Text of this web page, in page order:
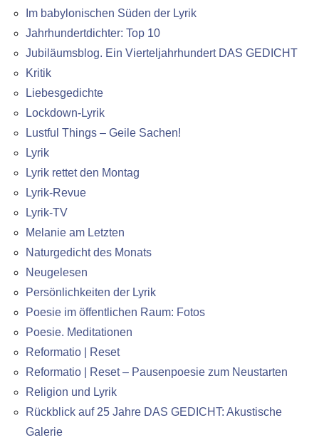
Im babylonischen Süden der Lyrik
Jahrhundertdichter: Top 10
Jubiläumsblog. Ein Vierteljahrhundert DAS GEDICHT
Kritik
Liebesgedichte
Lockdown-Lyrik
Lustful Things – Geile Sachen!
Lyrik
Lyrik rettet den Montag
Lyrik-Revue
Lyrik-TV
Melanie am Letzten
Naturgedicht des Monats
Neugelesen
Persönlichkeiten der Lyrik
Poesie im öffentlichen Raum: Fotos
Poesie. Meditationen
Reformatio | Reset
Reformatio | Reset – Pausenpoesie zum Neustarten
Religion und Lyrik
Rückblick auf 25 Jahre DAS GEDICHT: Akustische
Galerie